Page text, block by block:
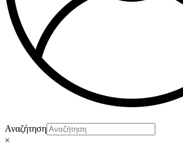
Αναζήτηση
×